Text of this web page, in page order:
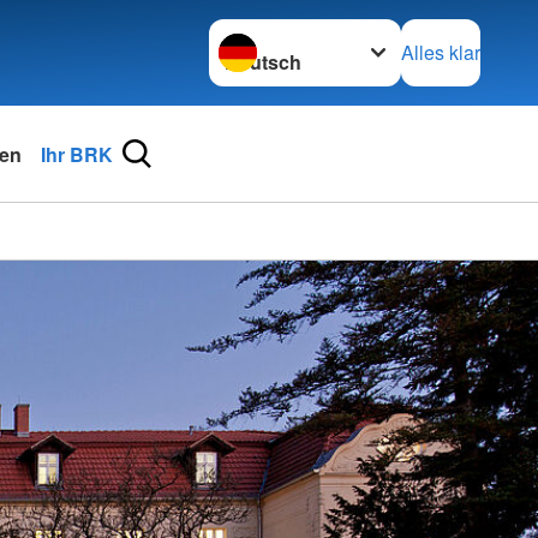
Sprache wechseln zu
Alles klar
Ihr BRK